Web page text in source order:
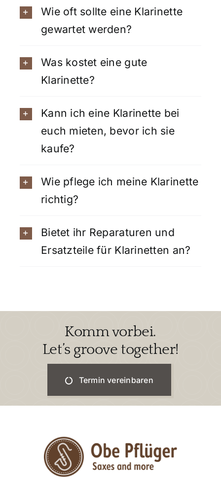
Wie oft sollte eine Klarinette
gewartet werden?
Was kostet eine gute
Klarinette?
Kann ich eine Klarinette bei
euch mieten, bevor ich sie
kaufe?
Wie pflege ich meine Klarinette
richtig?
Bietet ihr Reparaturen und
Ersatzteile für Klarinetten an?
Komm vorbei.
Let’s groove together!
Termin vereinbaren